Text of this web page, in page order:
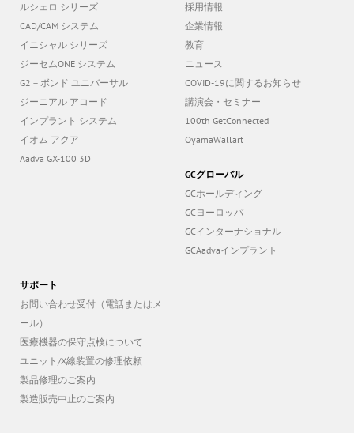
ルシェロ シリーズ
CAD/CAM システム
イニシャル シリーズ
ジーセムONE システム
G2－ボンド ユニバーサル
ジーニアル アコード
インプラント システム
イオム アクア
Aadva GX-100 3D
採用情報
企業情報
教育
ニュース
COVID-19に関するお知らせ
講演会・セミナー
100th GetConnected
OyamaWallart
GCグローバル
GCホールディング
GCヨーロッパ
GCインターナショナル
GCAadvaインプラント
サポート
お問い合わせ受付（電話またはメ
ール）
医療機器の保守点検について
ユニット/X線装置の修理依頼
製品修理のご案内
製造販売中止のご案内